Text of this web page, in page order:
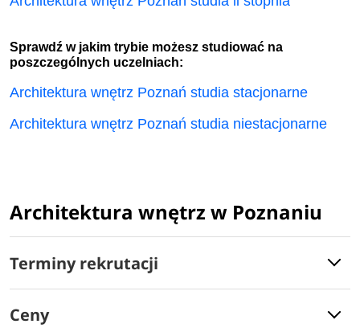
Sprawdź w jakim trybie możesz studiować na
poszczególnych uczelniach:
Architektura wnętrz Poznań studia stacjonarne
Architektura wnętrz Poznań studia niestacjonarne
Architektura wnętrz w Poznaniu
Terminy rekrutacji
Ceny